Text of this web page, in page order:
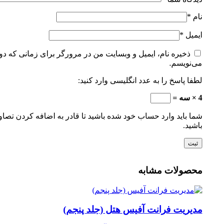
نام *
ایمیل *
ذخیره نام، ایمیل و وبسایت من در مرورگر برای زمانی که
می‌نویسم.
لطفا پاسخ را به عدد انگلیسی وارد کنید:
4 × سه =
شما باید وارد حساب خود شده باشید تا قادر به اضافه کردن
باشید.
محصولات مشابه
مدیریت فرانت آفیس هتل (جلد پنجم)